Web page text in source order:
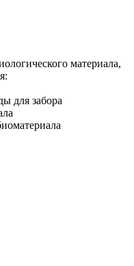
материала,
для забора